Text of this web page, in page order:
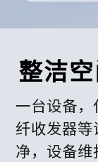
整洁
一台设备
纤收发器
净，设备维